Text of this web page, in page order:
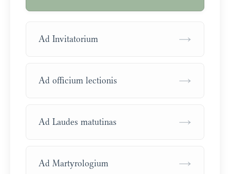
Ad Invitatorium →
Ad officium lectionis →
Ad Laudes matutinas →
Ad Martyrologium →